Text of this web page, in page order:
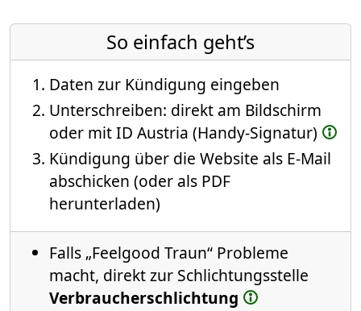
So einfach geht’s
Daten zur Kündigung eingeben
Unterschreiben: direkt am Bildschirm
oder mit ID Austria (Handy-Signatur)
Kündigung über die Website als E-Mail
abschicken (oder als PDF
herunterladen)
Falls „Feelgood Traun“ Probleme
macht, direkt zur Schlichtungsstelle
Verbraucherschlichtung